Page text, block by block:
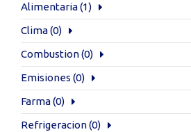
Alimentaria(1)
Clima(0)
Combustion(0)
Emisiones (0)
Farma(0)
Refrigeracion(0)